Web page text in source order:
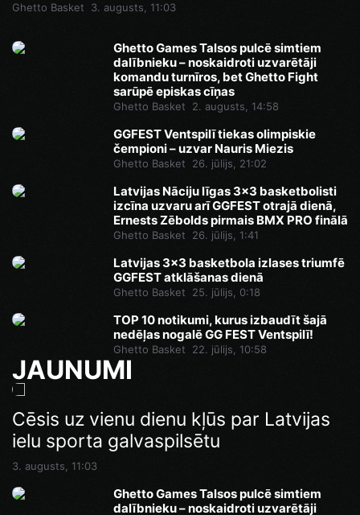
Ghetto Basket 3. augusts, 11:03
Ghetto Games Talsos pulcē simtiem
dalībnieku – noskaidroti uzvarētāji
komandu turnīros, bet Ghetto Fight
sarūpē episkas cīņas
Ghetto Basket 2. augusts, 14:58
GGFEST Ventspilī tiekas olimpiskie
čempioni – uzvar Nauris Miezis
Ghetto Basket 26. jūlijs, 21:02
Latvijas Nāciju līgas 3x3 basketbolisti
izcīna uzvaru arī GGFEST otrajā dienā,
Ernests Zēbolds pirmais BMX PRO finālā
Ghetto Basket 26. jūlijs, 1:41
Latvijas 3x3 basketbola izlases triumfē
GGFEST atklāšanas dienā
Ghetto Basket 25. jūlijs, 0:18
TOP 10 notikumi, kurus izbaudīt šajā
nedēļas nogalē GG FEST Ventspilī!
Ghetto Basket 22. jūlijs, 10:58
JAUNUMI
Cēsis uz vienu dienu kļūs par Latvijas
ielu sporta galvaspilsētu
3. augusts, 11:03
Ghetto Games Talsos pulcē simtiem
dalībnieku – noskaidroti uzvarētāji